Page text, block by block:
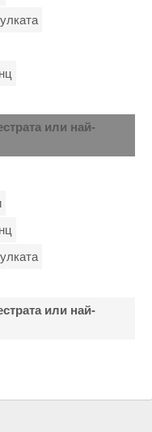
или най-
или най-